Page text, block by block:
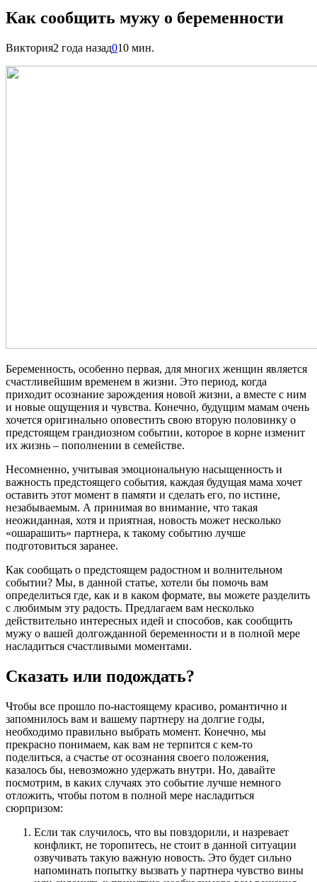
Как сообщить мужу о беременности
Виктория2 года назад010 мин.
Беременность, особенно первая, для многих женщин является
счастливейшим временем в жизни. Это период, когда
приходит осознание зарождения новой жизни, а вместе с ним
и новые ощущения и чувства. Конечно, будущим мамам очень
хочется оригинально оповестить свою вторую половинку о
предстоящем грандиозном событии, которое в корне изменит
их жизнь – пополнении в семействе.
Несомненно, учитывая эмоциональную насыщенность и
важность предстоящего события, каждая будущая мама хочет
оставить этот момент в памяти и сделать его, по истине,
незабываемым. А принимая во внимание, что такая
неожиданная, хотя и приятная, новость может несколько
«ошарашить» партнера, к такому событию лучше
подготовиться заранее.
Как сообщать о предстоящем радостном и волнительном
событии? Мы, в данной статье, хотели бы помочь вам
определиться где, как и в каком формате, вы можете разделить
с любимым эту радость. Предлагаем вам несколько
действительно интересных идей и способов, как сообщить
мужу о вашей долгожданной беременности и в полной мере
насладиться счастливыми моментами.
Сказать или подождать?
Чтобы все прошло по-настоящему красиво, романтично и
запомнилось вам и вашему партнеру на долгие годы,
необходимо правильно выбрать момент. Конечно, мы
прекрасно понимаем, как вам не терпится с кем-то
поделиться, а счастье от осознания своего положения,
казалось бы, невозможно удержать внутри. Но, давайте
посмотрим, в каких случаях это событие лучше немного
отложить, чтобы потом в полной мере насладиться
сюрпризом:
Если так случилось, что вы повздорили, и назревает
конфликт, не торопитесь, не стоит в данной ситуации
озвучивать такую важную новость. Это будет сильно
напоминать попытку вызвать у партнера чувство вины